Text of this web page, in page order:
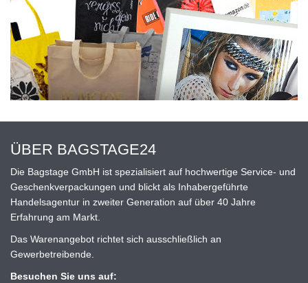
ÜBER BAGSTAGE24
Die Bagstage GmbH ist spezialisiert auf hochwertige Service- und
Geschenkverpackungen und blickt als Inhabergeführte
Handelsagentur in zweiter Generation auf über 40 Jahre
Erfahrung am Markt.
Das Warenangebot richtet sich ausschließlich an
Gewerbetreibende.
Besuchen Sie uns auf: